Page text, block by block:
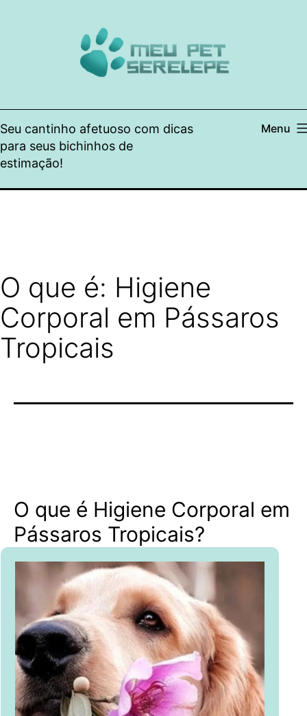
Seu cantinho afetuoso com dicas
para seus bichinhos de
estimação!
Menu
O que é: Higiene
Corporal em Pássaros
Tropicais
O que é Higiene Corporal em
Pássaros Tropicais?